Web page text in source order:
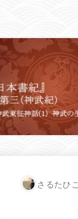
さるたひこ